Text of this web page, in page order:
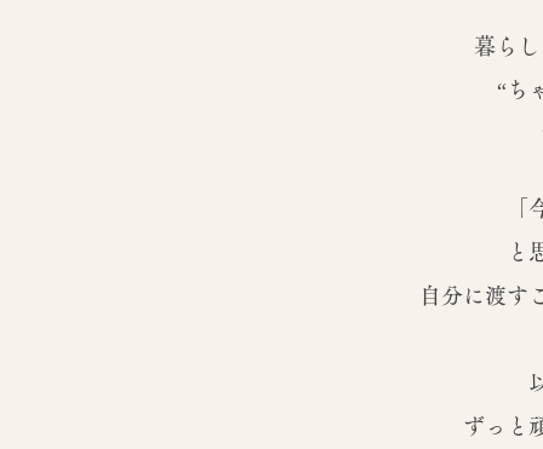
暮ら
“ち
「
と
自分に渡す
ずっと